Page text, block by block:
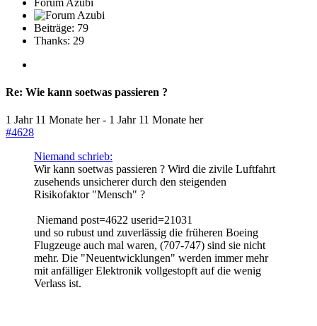
Beiträge: 79
Thanks: 29
Re: Wie kann soetwas passieren ?
1 Jahr 11 Monate her- 1 Jahr 11 Monate her
#4628
Niemand schrieb:
Wir kann soetwas passieren ? Wird die zivile Luftfahrt
zusehends unsicherer durch den steigenden
Risikofaktor "Mensch" ?
Niemand post=4622 userid=21031
und so rubust und zuverlässig die früheren Boeing
Flugzeuge auch mal waren, (707-747) sind sie nicht
mehr. Die "Neuentwicklungen" werden immer mehr
mit anfälliger Elektronik vollgestopft auf die wenig
Verlass ist.